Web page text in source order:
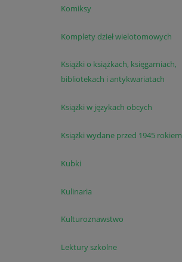
Komiksy
Komplety dzieł wielotomowych
Książki o książkach, księgarniach,
bibliotekach i antykwariatach
Książki w językach obcych
Książki wydane przed 1945 rokiem
Kubki
Kulinaria
Kulturoznawstwo
Lektury szkolne